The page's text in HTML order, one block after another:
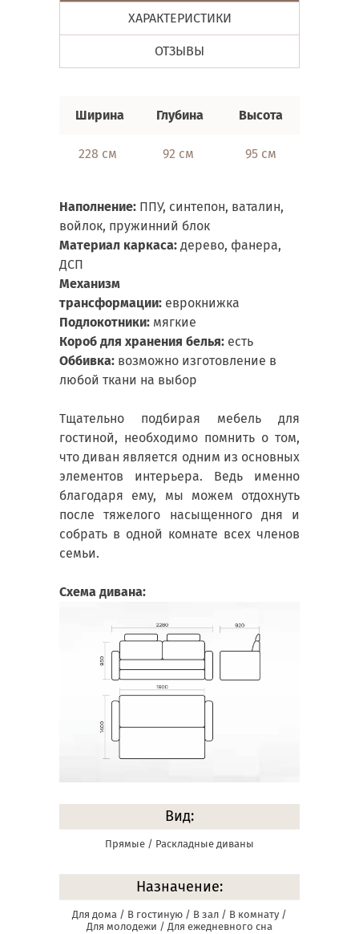
ХАРАКТЕРИСТИКИ
ОТЗЫВЫ
Ширина Глубина Высота
228 см 92 см 95 см
Наполнение: ППУ, синтепон, ваталин,
войлок, пружинний блок
Материал каркаса: дерево, фанера,
ДСП
Механизм
трансформации: еврокнижка
Подлокотники: мягкие
Короб для хранения белья: есть
Оббивка: возможно изготовление в
любой ткани на выбор
Тщательно подбирая мебель для
гостиной, необходимо помнить о том,
что диван является одним из основных
элементов интерьера. Ведь именно
благодаря ему, мы можем отдохнуть
после тяжелого насыщенного дня и
собрать в одной комнате всех членов
семьи.
Схема дивана:
Вид:
Прямые / Раскладные диваны
Назначение:
Для дома / В гостиную / В зал / В комнату /
Для молодежи / Для ежедневного сна